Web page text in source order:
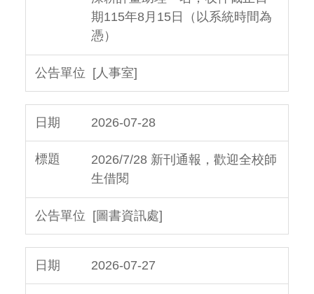
期115年8月15日（以系統時間為
憑）
[人事室]
2026-07-28
2026/7/28 新刊通報，歡迎全校師
生借閱
[圖書資訊處]
2026-07-27